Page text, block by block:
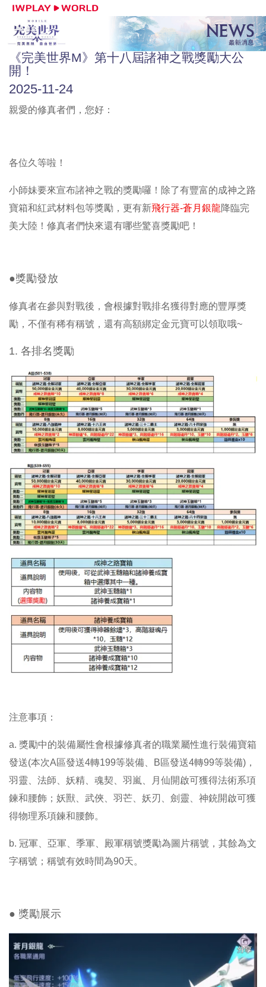
《完美世界M》第十八屆諸神之戰獎勵大公
開！
2025-11-24
親愛的修真者們，您好：
各位久等啦！
小師妹要來宣布諸神之戰的獎勵囉！除了有豐富的成神之路
寶箱和紅武材料包等獎勵，更有新飛行器-蒼月銀龍降臨完
美大陸！修真者們快來還有哪些驚喜獎勵吧！
●獎勵發放
修真者在參與對戰後，會根據對戰排名獲得對應的豐厚獎
勵，不僅有稀有稱號，還有高額綁定金元寶可以領取哦~
1. 各排名獎勵
注意事項：
a. 獎勵中的裝備屬性會根據修真者的職業屬性進行裝備寶箱
發送(本次A區發送4轉199等裝備、B區發送4轉99等裝備)，
羽靈、法師、妖精、魂契、羽嵐、月仙開啟可獲得法術系項
鍊和腰飾；妖獸、武俠、羽芒、妖刃、劍靈、神銃開啟可獲
得物理系項鍊和腰飾。
b. 冠軍、亞軍、季軍、殿軍稱號獎勵為圖片稱號，其餘為文
字稱號；稱號有效時間為90天。
● 獎勵展示